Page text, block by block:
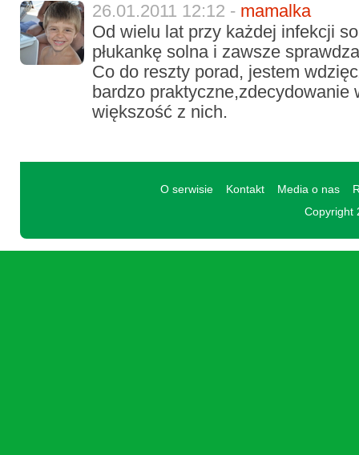
26.01.2011 12:12 - mamalka
Od wielu lat przy każdej infekcji
płukankę solna i zawsze
Co do reszty porad, jestem
bardzo praktyczne,zdecydowanie
większość z nich.
O serwisie Kontakt Media o nas
Copyright